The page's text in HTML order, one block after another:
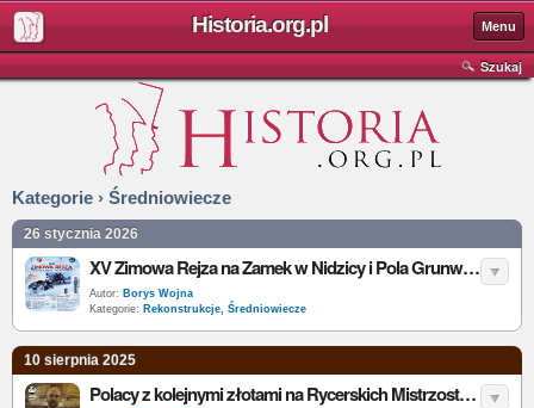
Historia.org.pl Menu
Szukaj
Kategorie › Średniowiecze
26 stycznia 2026
XV Zimowa Rejza na Zamek w Nidzicy i Pola Grunwaldu 2026 - data i program wydarzenia
Autor: Borys Wojna
Kategorie: Rekonstrukcje, Średniowiecze
10 sierpnia 2025
Polacy z kolejnymi złotami na Rycerskich Mistrzostwach Świata IMCF 2025 w USA